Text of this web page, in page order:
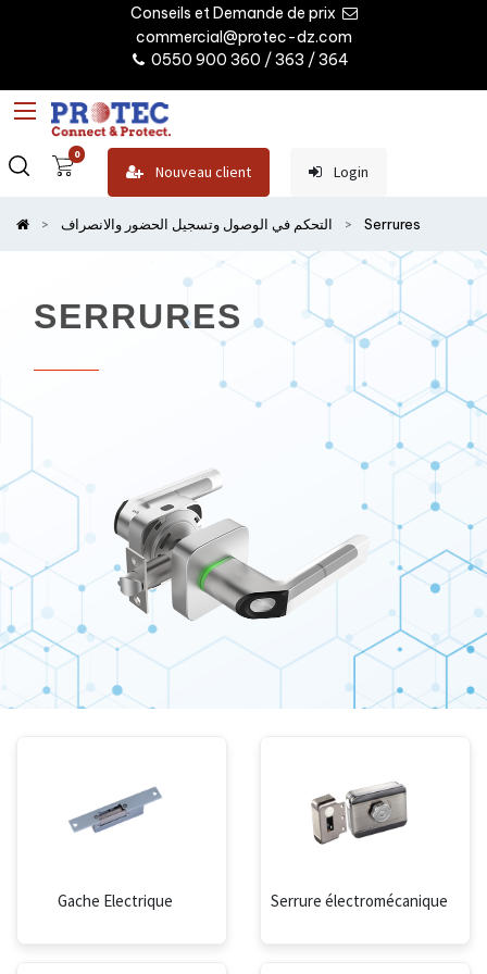
Conseils et Demande de prix
commercial@protec-dz.com
0550 900 360 / 363 / 364
0
Nouveau client Login
التحكم في الوصول وتسجيل الحضور والانصراف Serrures
SERRURES
Gache Electrique Serrure électromécanique